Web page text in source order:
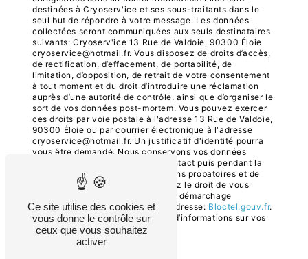
destinées à Cryoserv'ice et ses sous-traitants dans le
seul but de répondre à votre message. Les données
collectées seront communiquées aux seuls destinataires
suivants: Cryoserv'ice 13 Rue de Valdoie, 90300 Éloie
cryoservice@hotmail.fr. Vous disposez de droits d’accès,
de rectification, d’effacement, de portabilité, de
limitation, d’opposition, de retrait de votre consentement
à tout moment et du droit d’introduire une réclamation
auprès d’une autorité de contrôle, ainsi que d’organiser le
sort de vos données post-mortem. Vous pouvez exercer
ces droits par voie postale à l'adresse 13 Rue de Valdoie,
90300 Éloie ou par courrier électronique à l'adresse
cryoservice@hotmail.fr. Un justificatif d'identité pourra
vous être demandé. Nous conservons vos données
pendant la période de prise de contact puis pendant la
durée de prescription légale aux fins probatoires et de
gestion des contentieux. Vous avez le droit de vous
inscrire sur la liste d'opposition au démarchage
téléphonique, disponible à cette adresse: Bloctel.gouv.fr.
Consultez le site cnil.fr pour plus d’informations sur vos
droits.
Ce site utilise des cookies et
vous donne le contrôle sur
ceux que vous souhaitez
activer